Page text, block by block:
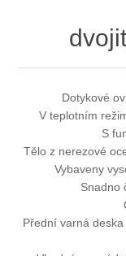
Dotykové
V teplotním
S
Tělo z nerezové
Vybaveny
Snadno
Přední varná